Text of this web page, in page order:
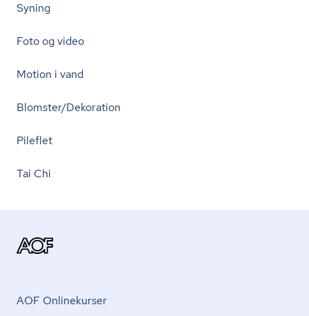
Syning
Foto og video
Motion i vand
Blomster/Dekoration
Pileflet
Tai Chi
AOF Onlinekurser